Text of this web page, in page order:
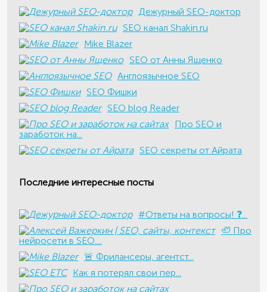
Дежурный SEO-доктор
SEO канал Shakin.ru
Mike Blazer
SEO от Анны Ященко
Англоязычное SEO
SEO Фишки
SEO blog Reader
Про SEO и
заработок на...
SEO секреты от Айрата
Последние интересные посты
#Ответы на вопросы! ❓...
🦥 Про
нейросети в SEO....
​🚨 Фрилансеры, агентст...
Как я потерял свои пер...